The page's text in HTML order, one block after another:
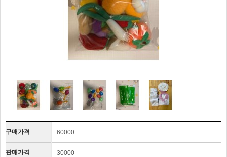
구매가격 60000
판매가격 30000